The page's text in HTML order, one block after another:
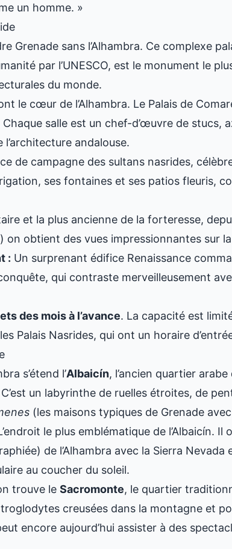
un homme. »
Grenade sans l’Alhambra. Ce complexe
par l’UNESCO, est le monument le
du monde.
le cœur de l’Alhambra. Le Palais de
salle est un chef-d’œuvre de stucs,
andalouse.
de campagne des sultans nasrides,
ses fontaines et ses patios fleuris,
et la plus ancienne de la forteresse,
on obtient des vues impressionnantes sur la
: Un surprenant édifice Renaissance
qui contraste merveilleusement
des mois à l’avance. La capacité est
Palais Nasrides, qui ont un horaire
s’étend l’Albaicín, l’ancien quartier
un labyrinthe de ruelles étroites, de
(les maisons typiques de Grenade
le plus emblématique de l’Albaicín. Il
de l’Alhambra avec la Sierra Nevada
au coucher du soleil.
trouve le Sacromonte, le quartier
creusées dans la montagne et
encore aujourd’hui assister à des